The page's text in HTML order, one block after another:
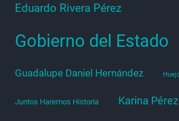
Eduardo Rivera Pérez
Gobierno del Estado
Guadalupe Daniel Hernández
Juntos Haremos Historia Karina